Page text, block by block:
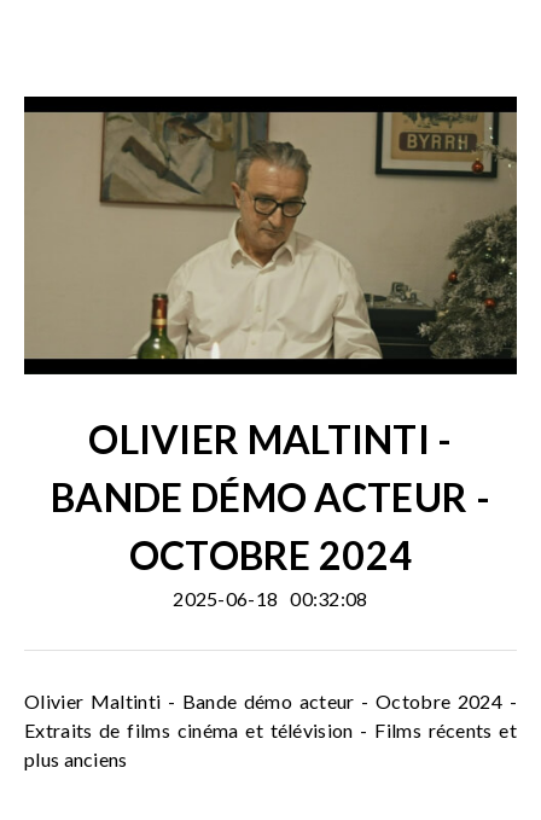
OLIVIER MALTINTI -
BANDE DÉMO ACTEUR -
OCTOBRE 2024
2025-06-18 00:32:08
Olivier Maltinti - Bande démo acteur - Octobre 2024 -
Extraits de films cinéma et télévision - Films récents et
plus anciens